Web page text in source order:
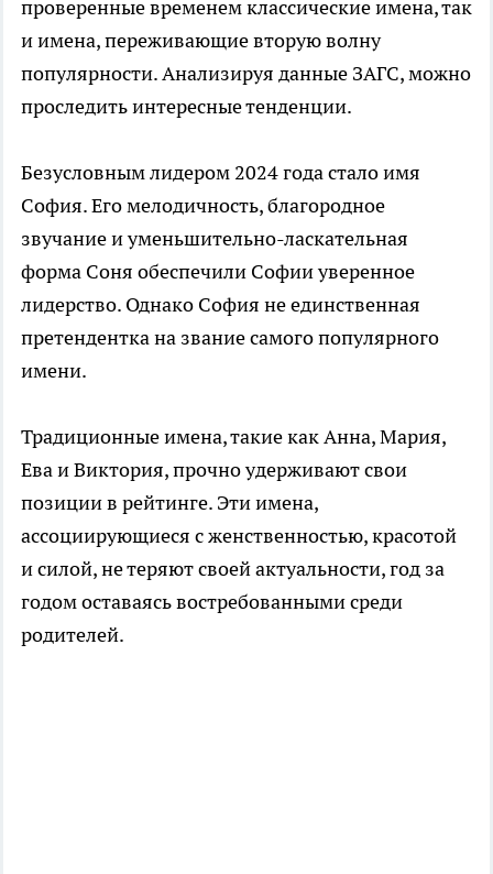
проверенные временем классические имена, так
и имена, переживающие вторую волну
популярности. Анализируя данные ЗАГС, можно
проследить интересные тенденции.
Безусловным лидером 2024 года стало имя
София. Его мелодичность, благородное
звучание и уменьшительно-ласкательная
форма Соня обеспечили Софии уверенное
лидерство. Однако София не единственная
претендентка на звание самого популярного
имени.
Традиционные имена, такие как Анна, Мария,
Ева и Виктория, прочно удерживают свои
позиции в рейтинге. Эти имена,
ассоциирующиеся с женственностью, красотой
и силой, не теряют своей актуальности, год за
годом оставаясь востребованными среди
родителей.